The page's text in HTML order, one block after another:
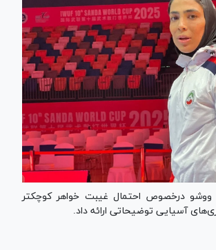
درخصوص احتمال غیبت خواهر کوچکتر
آسیایی توضیحاتی ارائه داد.